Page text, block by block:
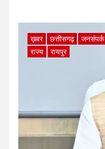
ख़बर छत्तीसगढ़ जनसंपर्क
राज्य
रायपुर